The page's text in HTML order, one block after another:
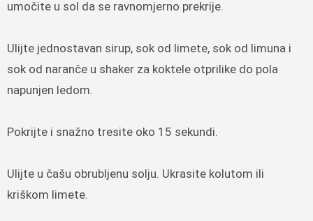
umočite u sol da se ravnomjerno prekrije.
Ulijte jednostavan sirup, sok od limete, sok od limuna i
sok od naranče u shaker za koktele otprilike do pola
napunjen ledom.
Pokrijte i snažno tresite oko 15 sekundi.
Ulijte u čašu obrubljenu solju. Ukrasite kolutom ili
kriškom limete.